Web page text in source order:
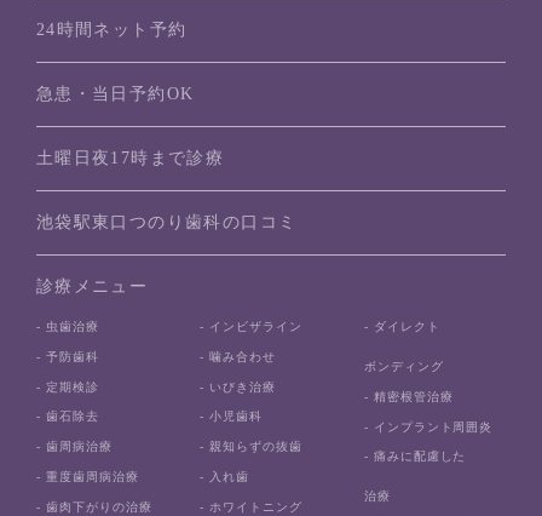
24時間ネット予約
急患・当日予約OK
土曜日夜17時まで診療
池袋駅東口つのり歯科の口コミ
診療メニュー
- 虫歯治療
- 予防歯科
- 定期検診
- 歯石除去
- 歯周病治療
- 重度歯周病治療
- 歯肉下がりの治療
- インビザライン
- 噛み合わせ
- いびき治療
- 小児歯科
- 親知らずの抜歯
- 入れ歯
- ホワイトニング
- ダイレクト
ボンディング
- 精密根管治療
- インプラント周囲炎
- 痛みに配慮した
治療